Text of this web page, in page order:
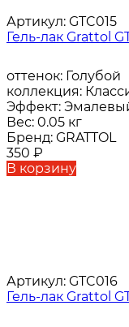
Артикул: GTC015
Гель-лак Grattol
оттенок: Голубой
коллекция:
Эффект:
Вес: 0.05 кг
Бренд: GRATTOL
350 ₽
В корзину
Артикул: GTC016
Гель-лак Grattol